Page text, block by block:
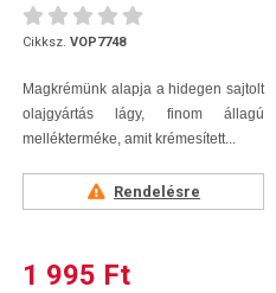
Cikksz. VOP7748
Magkrémünk alapja a hidegen sajtolt
olajgyártás lágy, finom állagú
mellékterméke, amit krémesített...
Rendelésre
1 995 Ft